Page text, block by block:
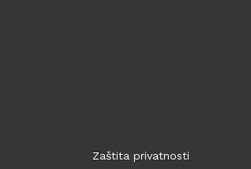
Zaštita privatnosti